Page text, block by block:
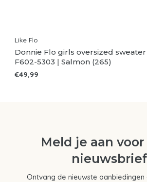
Like Flo
Donnie Flo girls oversized sweater
F602-5303 | Salmon (265)
€49,99
Meld je aan voor
nieuwsbrief
Ontvang de nieuwste